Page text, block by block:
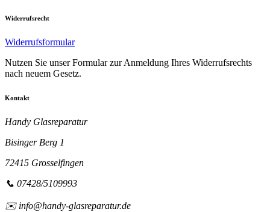
Widerrufsrecht
Widerrufsformular
Nutzen Sie unser Formular zur Anmeldung Ihres Widerrufsrechts
nach neuem Gesetz.
Kontakt
Handy Glasreparatur
Bisinger Berg 1
72415 Grosselfingen
📞 07428/5109993
✉️ info@handy-glasreparatur.de